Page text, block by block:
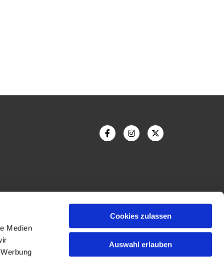
Medien
Cookies zulassen
Auswahl erlauben